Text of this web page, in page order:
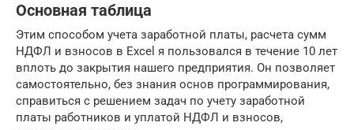
Основная таблица
Этим способом учета заработной платы, расчета сумм
НДФЛ и взносов в Excel я пользовался в течение 10 лет
вплоть до закрытия нашего предприятия. Он позволяет
самостоятельно, без знания основ программирования,
справиться с решением задач по учету заработной
платы работников и уплатой НДФЛ и взносов,